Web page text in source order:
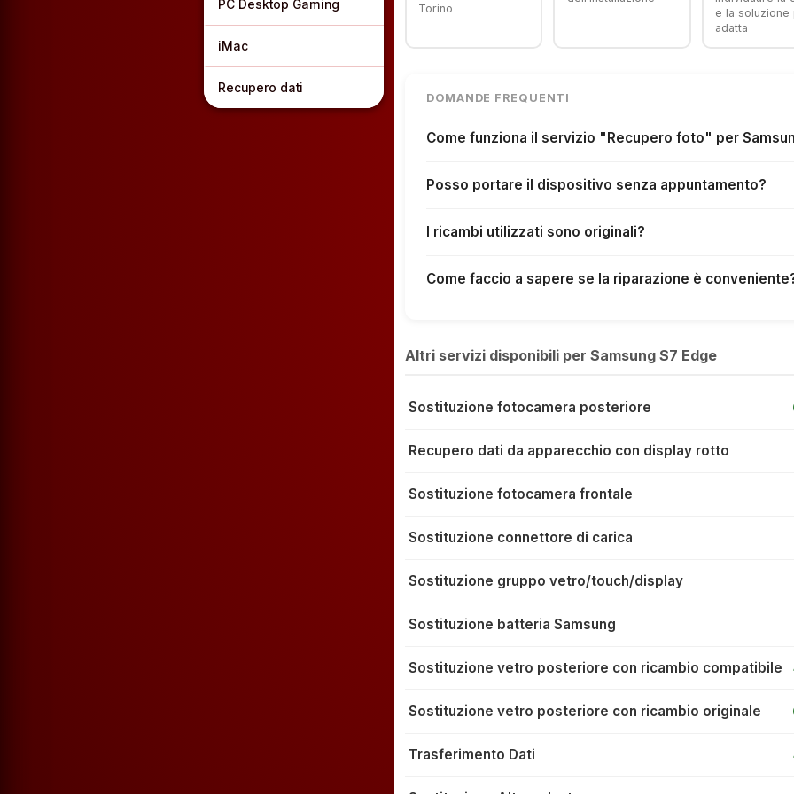
PC Desktop Gaming
iMac
Recupero dati
Torino
e la soluzione
adatta
DOMANDE FREQUENTI
Come funziona il servizio "Recupero foto" per
Posso portare il dispositivo senza appuntamento?
I ricambi utilizzati sono originali?
Come faccio a sapere se la riparazione è
Altri servizi disponibili per Samsung S7 Edge
Sostituzione fotocamera posteriore
Recupero dati da apparecchio con display rotto
Sostituzione fotocamera frontale
Sostituzione connettore di carica
Sostituzione gruppo vetro/touch/display
Sostituzione batteria Samsung
Sostituzione vetro posteriore con ricambio compatibile
Sostituzione vetro posteriore con ricambio originale
Trasferimento Dati